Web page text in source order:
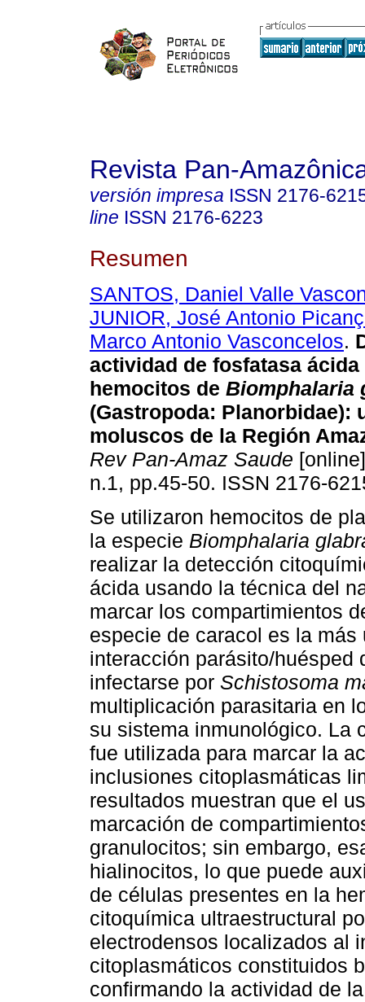
Revista Pan-
versión impresa ISSN 2176-
line ISSN 2176-6223
Resumen
SANTOS, Daniel Valle
JUNIOR, José Antonio
Marco Antonio Vasconcelos.
actividad de fosfatasa ácida
hemocitos de Biomphalaria
(Gastropoda: Planorbidae):
moluscos de la Región
Rev Pan-Amaz Saude
n.1, pp.45-50. ISSN 2176-
Se utilizaron hemocitos de
la especie Biomphalaria
realizar la detección
ácida usando la técnica del
marcar los compartimientos
especie de caracol es la
interacción parásito/huésped
infectarse por Schistosoma
multiplicación parasitaria en
su sistema inmunológico. La
fue utilizada para marcar la
inclusiones citoplasmáticas
resultados muestran que el
marcación de
granulocitos; sin embargo,
hialinocitos, lo que puede
de células presentes en la
citoquímica ultraestructural
electrodensos localizados al
citoplasmáticos constituidos
confirmando la actividad de